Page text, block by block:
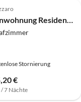
Ferienwohnung Residenza Sette Nani
Stornierung
€
/ 7 Nächte